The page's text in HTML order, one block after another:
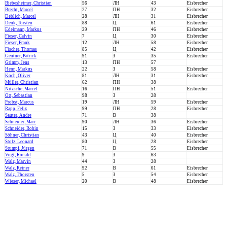
Biebesheimer, Christian
56 ЛН 43
Eisbrecher
Brecht, Marcel
27 ПН 32
Eisbrecher
Deblich, Marcel
28 ЛН 31
Eisbrecher
Denk, Torsten
88 Ц 61
Eisbrecher
Edelmann, Markus
29 ПН 46
Eisbrecher
Fieser, Calvin
7 Ц 30
Eisbrecher
Fieser, Frank
12 ЛН 58
Eisbrecher
Fischer, Thomas
85 Ц 42
Eisbrecher
Geutner, Patrick
91 З 35
Eisbrecher
Grimm, Jens
13 ПН
57
Henn, Markus
22 З 58
Eisbrecher
Koch, Oliver
81 ЛН 31
Eisbrecher
Müller, Christian
62 ПН
38
Nitzsche, Marcel
16 ПН 51
Eisbrecher
Ott, Sebastian
98 З
28
Probst, Marcus
19 ЛН 59
Eisbrecher
Rapp, Felix
99 ПН 28
Eisbrecher
Sauter, Andre
71 В
38
Schneider, Marc
90 ЛН 36
Eisbrecher
Schneider, Robin
15 З 33
Eisbrecher
Söhner, Christian
43 Ц 40
Eisbrecher
Stolz, Leonard
80 Ц 28
Eisbrecher
Stumpf, Jürgen
71 В 55
Eisbrecher
Vogt, Ronald
9 З
63
Walz, Marvin
44 З
28
Walz, Reiner
92 В 61
Eisbrecher
Walz, Thorsten
5 З 54
Eisbrecher
Wieser, Michael
20 В 48 Eisbrecher